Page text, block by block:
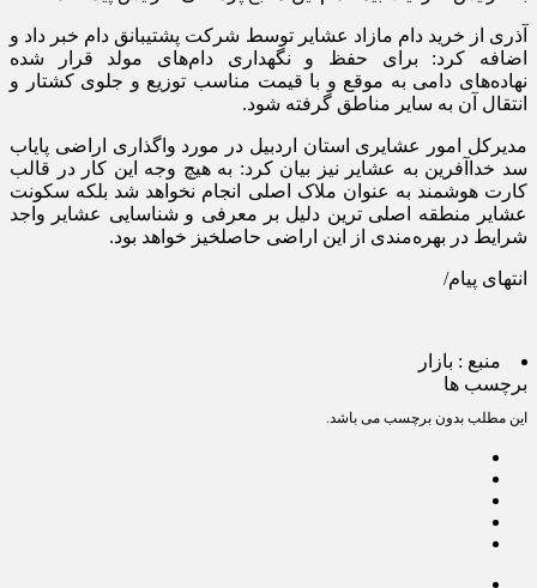
آذری از خرید دام مازاد عشایر توسط شرکت پشتیبانق دام خبر داد و
اضافه کرد: برای حفظ و نگهداری دام‌های مولد قرار شده
نهاده‌های دامی به موقع و با قیمت مناسب توزیع و جلوی کشتار و
انتقال آن به سایر مناطق گرفته شود.
مدیرکل امور عشایری استان اردبیل در مورد واگذاری اراضی پایاب
سد خداآفرین به عشایر نیز بیان کرد: به هیچ وجه این کار در قالب
کارت هوشمند به عنوان ملاک اصلی انجام نخواهد شد بلکه سکونت
عشایر منطقه اصلی ترین دلیل بر معرفی و شناسایی عشایر واجد
شرایط در بهره‌مندی از این اراضی حاصلخیز خواهد بود.
انتهای پیام/
منبع : بازار
برچسب ها
این مطلب بدون برچسب می باشد.